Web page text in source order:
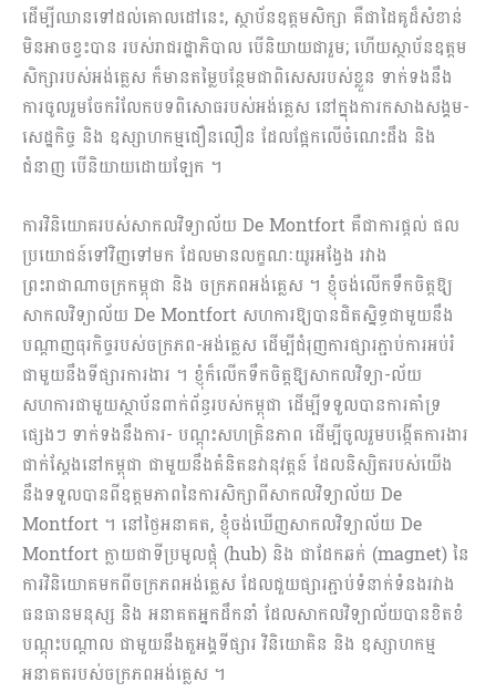
ដើម្បីឈានទៅដល់គោលដៅនេះ, ស្ថាប័នឧត្តមសិក្សា គឺជាដៃគូដ៏សំខាន់​
មិន​អាចខ្វះបាន របស់រាជរដ្ឋាភិបាល បើ​និយាយជារួម; ហើយ​ស្ថាប័នឧត្តម
សិក្សារបស់អង់គ្លេស ក៏មាន​តម្លៃបន្ថែមជាពិសេស​របស់ខ្លួន ទាក់ទងនឹង​
ការ​ចូលរួម​ចែករំលែកបទពិសោធ​របស់អង់គ្លេស នៅក្នុងការកសាងសង្គម-
សេដ្ឋកិច្ច និង ឧស្សាហកម្មជឿនលឿន ដែល​ផ្អែកលើចំណេះដឹង និង
ជំនាញ បើនិយាយដោយឡែក ។​
ការវិនិយោគរបស់សាកលវិទ្យាល័យ De Montfort គឺជា​ការ​ផ្តល់ ផល
ប្រយោជន៍ទៅវិញទៅមក ដែល​មានលក្ខណៈយូរអង្វែង រវាង​
ព្រះរាជាណាចក្រ​កម្ពុជា និង ចក្រ​ភពអង់គ្លេស​​ ។ ខ្ញុំ​ចង់លើកទឹកចិត្ត​ឱ្យ​
សាកលវិទ្យាល័យ De Montfort សហការឱ្យ​បានជិតស្និទ្ធ​ជាមួយនឹង
បណ្តាញ​ធុរកិច្ច​របស់​ចក្រភព-អង់គ្លេស ដើម្បីជំរុញ​ការ​ផ្សារភ្ជាប់​ការអប់រំ
ជាមួយនឹងទីផ្សារការងារ ។ ខ្ញុំ​ក៏លើក​ទឹកចិត្តឱ្យសាកលវិទ្យា-ល័យ
សហការជាមួយ​ស្ថាប័នពាក់ព័ន្ធរបស់កម្ពុជា ដើម្បីទទួល​បាន​ការគាំទ្រ
ផ្សេងៗ ទាក់ទងនឹង​ការ- ​បណ្តុះសហគ្រិនភាព ដើម្បី​ចូលរួម​បង្កើតការងារ​
ជាក់ស្តែងនៅកម្ពុជា ជាមួយ​នឹង​គំនិតនវានុវត្តន៍ ដែលនិស្សិតរបស់យើង​
នឹងទទួលបាន​ពីឧត្តមភាព​នៃការសិក្សាពីសាកលវិទ្យាល័យ De
Montfort ។ នៅថ្ងៃអនាគត, ខ្ញុំចង់ឃើញ​សាកលវិទ្យាល័យ De
Montfort ក្លាយជា​ទីប្រមូលផ្តុំ​ (hub) និង ជាដែកឆក់ (magnet) នៃ
ការ​វិនិយោគមកពី​ចក្រភពអង់គ្លេស​ ដែល​ជួយ​ផ្សារភ្ជាប់ទំនាក់ទំនងរវាង​
ធនធានមនុស្ស​ និង អនាគត​អ្នកដឹកនាំ​ ដែលសាកលវិទ្យាល័យ​បាន​ខិតខំ
បណ្តុះបណ្តាល ជាមួយនឹង​តួអង្គ​ទីផ្សារ វិនិយោគិន និង ឧស្សាហកម្ម​
អនាគតរបស់​ចក្រភពអង់គ្លេស​ ។